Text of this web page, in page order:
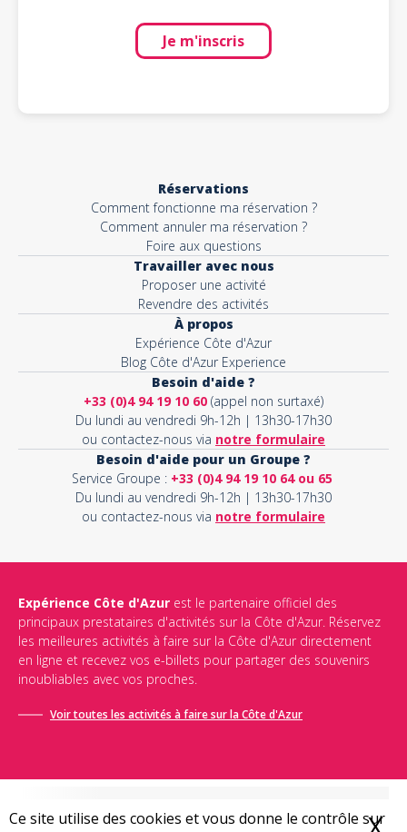
Ce site utilise des cookies et vous donne le contrôle sur
Je m'inscris
Réservations
Comment fonctionne ma réservation ?
Comment annuler ma réservation ?
Foire aux questions
Travailler avec nous
Proposer une activité
Revendre des activités
À propos
Expérience Côte d'Azur
Blog Côte d'Azur Experience
Besoin d'aide ?
+33 (0)4 94 19 10 60 (appel non surtaxé)
Du lundi au vendredi 9h-12h | 13h30-17h30
ou contactez-nous via notre formulaire
Besoin d'aide pour un Groupe ?
Service Groupe : +33 (0)4 94 19 10 64 ou 65
Du lundi au vendredi 9h-12h | 13h30-17h30
ou contactez-nous via notre formulaire
Expérience Côte d'Azur est le partenaire officiel des
principaux prestataires d'activités sur la Côte d'Azur. Réservez
les meilleures activités à faire sur la Côte d'Azur directement
en ligne et recevez vos e-billets pour partager des souvenirs
inoubliables avec vos proches.
Voir toutes les activités à faire sur la Côte d'Azur